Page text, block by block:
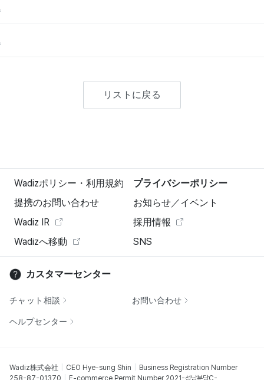
リストに戻る
Wadizポリシー・利用規約
プライバシーポリシー
提携のお問い合わせ
お知らせ／イベント
Wadiz IR
採用情報
Wadizへ移動
SNS
カスタマーセンター
チャット相談 お問い合わせ
ヘルプセンター
Wadiz株式会社 CEO Hye-sung Shin
Business Registration Number
258-87-01370
E-commerce Permit Number 2021-성남분당C-